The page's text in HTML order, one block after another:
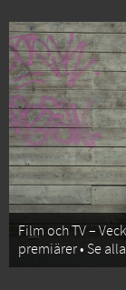
Film och TV –
premiärer • Se